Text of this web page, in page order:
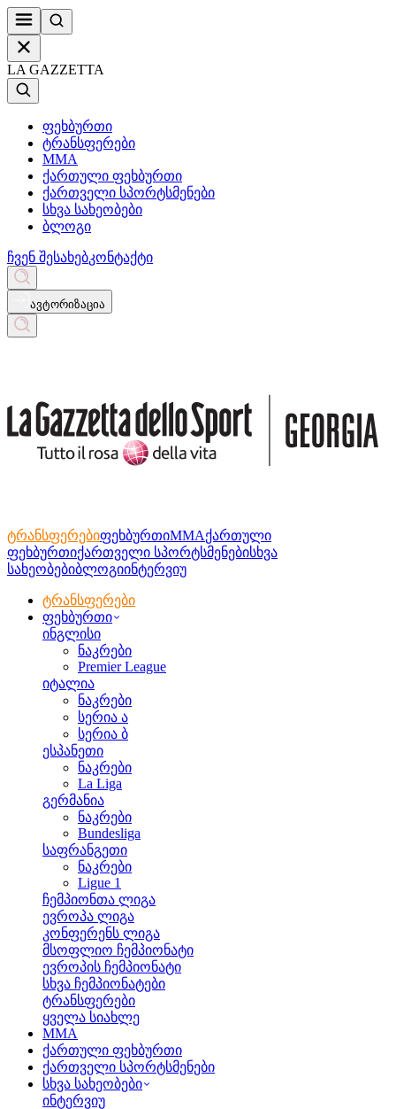
LA GAZZETTA
ფეხბურთი
ტრანსფერები
MMA
ქართული ფეხბურთი
ქართველი სპორტსმენები
სხვა სახეობები
ბლოგი
ჩვენ შესახებკონტაქტი
ავტორიზაცია
ტრანსფერებიფეხბურთიMMAქართული
ფეხბურთიქართველი სპორტსმენებისხვა
სახეობებიბლოგიინტერვიუ
ტრანსფერები
ფეხბურთი
ინგლისი
ნაკრები
Premier League
იტალია
ნაკრები
სერია ა
სერია ბ
ესპანეთი
ნაკრები
La Liga
გერმანია
ნაკრები
Bundesliga
საფრანგეთი
ნაკრები
Ligue 1
ჩემპიონთა ლიგა
ევროპა ლიგა
კონფერენს ლიგა
მსოფლიო ჩემპიონატი
ევროპის ჩემპიონატი
სხვა ჩემპიონატები
ტრანსფერები
ყველა სიახლე
MMA
ქართული ფეხბურთი
ქართველი სპორტსმენები
სხვა სახეობები
ინტერვიუ